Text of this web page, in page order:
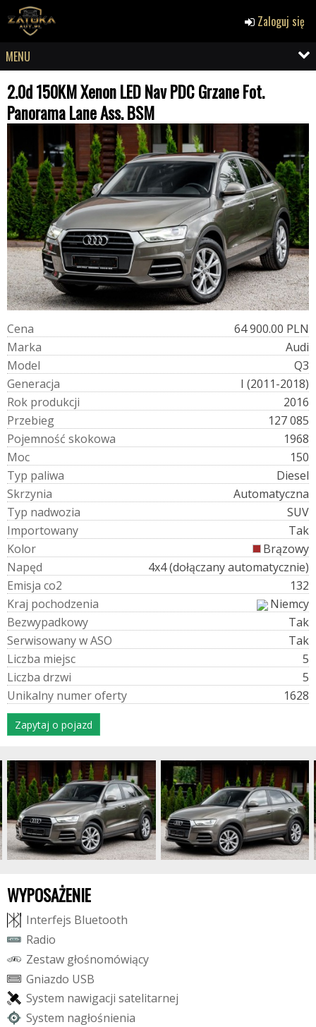
Zaloguj się
MENU
2.0d 150KM Xenon LED Nav PDC Grzane Fot.
Panorama Lane Ass. BSM
Cena
64 900.00 PLN
Marka
Audi
Model
Q3
Generacja
I (2011-2018)
Rok produkcji
2016
Przebieg
127 085
Pojemność skokowa
1968
Moc
150
Typ paliwa
Diesel
Skrzynia
Automatyczna
Typ nadwozia
SUV
Importowany
Tak
Kolor
Brązowy
Napęd
4x4 (dołączany automatycznie)
Emisja co2
132
Kraj pochodzenia
Niemcy
Bezwypadkowy
Tak
SerwisowanywASO
Tak
Liczba miejsc
5
Liczba drzwi
5
Unikalny numeroferty 1628
Zapytaj o pojazd
WYPOSAŻENIE
Interfejs Bluetooth
Radio
Zestaw głośnomówiący
Gniazdo USB
System nawigacji satelitarnej
System nagłośnienia